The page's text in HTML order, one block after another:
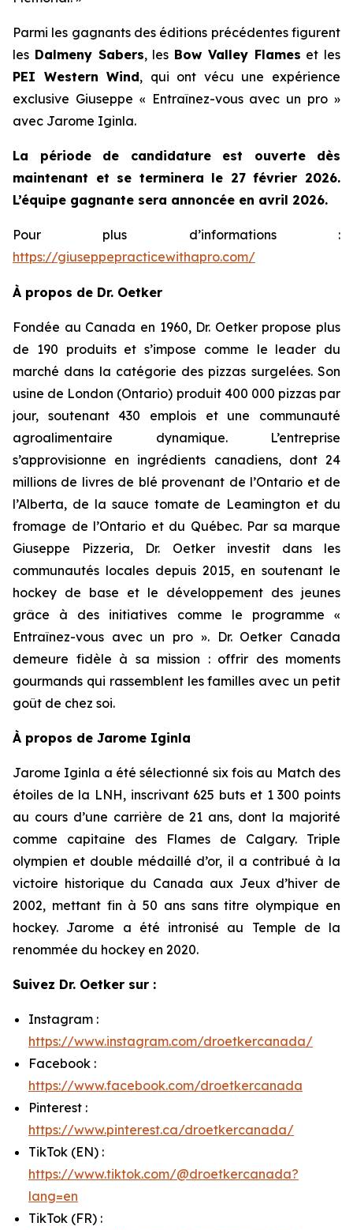
Parmi les gagnants des éditions précédentes figurent
les Dalmeny Sabers, les Bow Valley Flames et les
PEI Western Wind, qui ont vécu une expérience
exclusive Giuseppe « Entraînez-vous avec un pro »
avec Jarome Iginla.
La période de candidature est ouverte dès
maintenant et se terminera le 27 février 2026.
L’équipe gagnante sera annoncée en avril 2026.
Pour plus d’informations :
https://giuseppepracticewithapro.com/
À propos de Dr. Oetker
Fondée au Canada en 1960, Dr. Oetker propose plus
de 190 produits et s’impose comme le leader du
marché dans la catégorie des pizzas surgelées. Son
usine de London (Ontario) produit 400 000 pizzas par
jour, soutenant 430 emplois et une communauté
agroalimentaire dynamique. L’entreprise
s’approvisionne en ingrédients canadiens, dont 24
millions de livres de blé provenant de l’Ontario et de
l’Alberta, de la sauce tomate de Leamington et du
fromage de l’Ontario et du Québec. Par sa marque
Giuseppe Pizzeria, Dr. Oetker investit dans les
communautés locales depuis 2015, en soutenant le
hockey de base et le développement des jeunes
grâce à des initiatives comme le programme «
Entraînez-vous avec un pro ». Dr. Oetker Canada
demeure fidèle à sa mission : offrir des moments
gourmands qui rassemblent les familles avec un petit
goût de chez soi.
À propos de Jarome Iginla
Jarome Iginla a été sélectionné six fois au Match des
étoiles de la LNH, inscrivant 625 buts et 1 300 points
au cours d’une carrière de 21 ans, dont la majorité
comme capitaine des Flames de Calgary. Triple
olympien et double médaillé d’or, il a contribué à la
victoire historique du Canada aux Jeux d’hiver de
2002, mettant fin à 50 ans sans titre olympique en
hockey. Jarome a été intronisé au Temple de la
renommée du hockey en 2020.
Suivez Dr. Oetker sur :
Instagram :
https://www.instagram.com/droetkercanada/
Facebook :
https://www.facebook.com/droetkercanada
Pinterest :
https://www.pinterest.ca/droetkercanada/
TikTok (EN) :
https://www.tiktok.com/@droetkercanada?
lang=en
TikTok (FR) :